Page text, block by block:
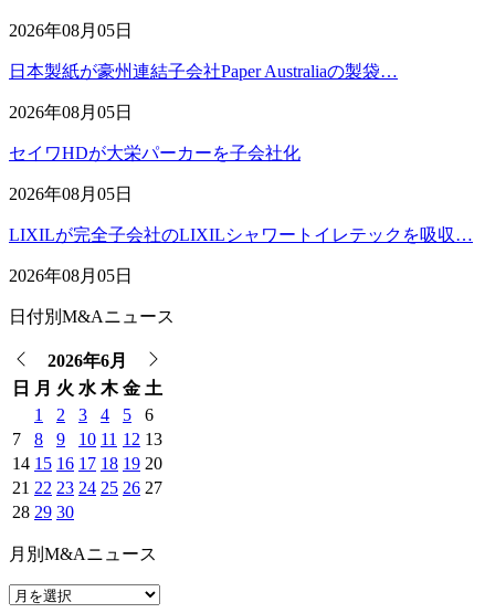
2026年08月05日
日本製紙が豪州連結子会社Paper Australiaの製袋…
2026年08月05日
セイワHDが大栄パーカーを子会社化
2026年08月05日
LIXILが完全子会社のLIXILシャワートイレテックを吸収…
2026年08月05日
日付別M&Aニュース
2026年6月
日
月 火 水 木 金 土
1
2 3 4 5
6
7
8 9 10 11 12 13
14 15 16 17 18 19 20
21 22 23 24 25 26 27
28 29 30
月別M&Aニュース